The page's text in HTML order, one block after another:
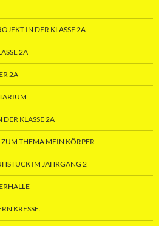
IN DER KLASSE 2A
2A
2A
DER KLASSE 2A
ZUM THEMA MEIN KÖRPER
IM JAHRGANG 2
KRESSE.